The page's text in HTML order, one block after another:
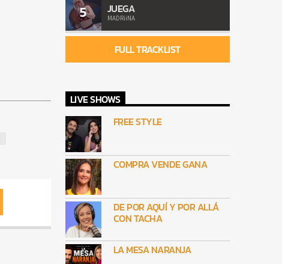
5 JUEGA
MADRiiNA
FULL TRACKLIST
LIVE SHOWS
FREE STYLE
COMPRA VENDE GANA
DE POR AQUÍ Y POR ALLÁ
CON TACHA
LA MESA NARANJA